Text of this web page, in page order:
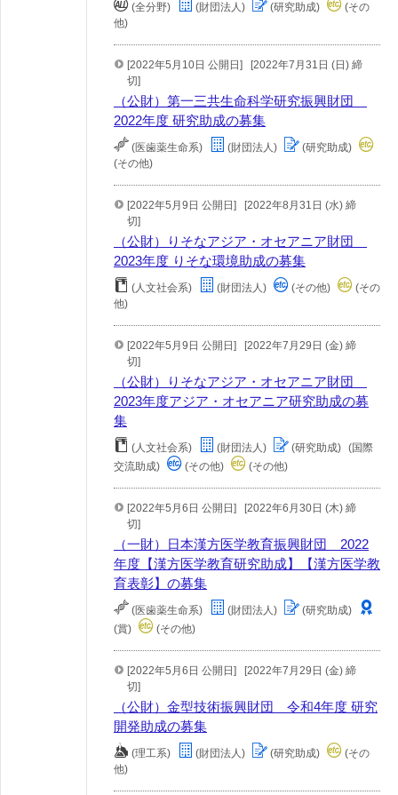
(全分野) (財団法人) (研究助成)
(その
他)
[2022年5月10日 公開日]
[2022年7月31日 (日) 締
切]
（公財）第一三共生命科学研究振興財団
2022年度 研究助成の募集
(医歯薬生命系) (財団法人)
(研究助成)
(その他)
[2022年5月9日 公開日]
[2022年8月31日 (水) 締
切]
（公財）りそなアジア・オセアニア財団
2023年度 りそな環境助成の募集
(人文社会系) (財団法人) (その他)
(その
他)
[2022年5月9日 公開日]
[2022年7月29日 (金) 締
切]
（公財）りそなアジア・オセアニア財団
2023年度アジア・オセアニア研究助成の募
集
(人文社会系) (財団法人) (研究助成) (国際
交流助成)
(その他) (その他)
[2022年5月6日 公開日]
[2022年6月30日 (木) 締
切]
（一財）日本漢方医学教育振興財団 2022
年度【漢方医学教育研究助成】【漢方医学教
育表彰】の募集
(医歯薬生命系) (財団法人)
(研究助成)
(賞)
(その他)
[2022年5月6日 公開日]
[2022年7月29日 (金) 締
切]
（公財）金型技術振興財団 令和4年度 研究
開発助成の募集
(理工系) (財団法人) (研究助成)
(その
他)